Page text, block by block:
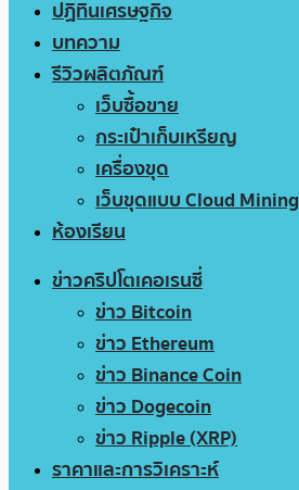
ปฏิทินเศรษฐกิจ
บทความ
รีวิวผลิตภัณฑ์
เว็บซื้อขาย
กระเป๋าเก็บเหรียญ
เครื่องขุด
เว็บขุดแบบ Cloud Mining
ห้องเรียน
ข่าวคริปโตเคอเรนซี่
ข่าว Bitcoin
ข่าว Ethereum
ข่าว Binance Coin
ข่าว Dogecoin
ข่าว Ripple (XRP)
ราคาและการวิเคราะห์